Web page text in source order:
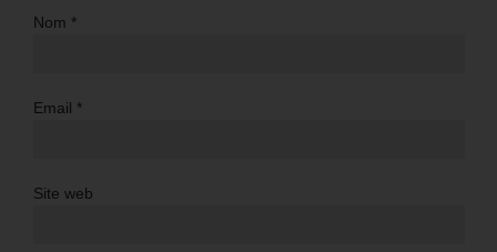
Nom *
Email *
Site web